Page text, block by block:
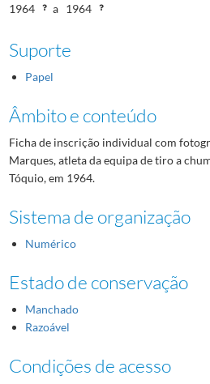
1964 a 1964
Suporte
Papel
Âmbito e conteúdo
Ficha de inscrição individual com
Marques, atleta da equipa de tiro a
Tóquio, em 1964.
Sistema de organização
Numérico
Estado de conservação
Manchado
Razoável
Condições de acesso